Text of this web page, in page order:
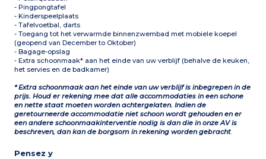
- Pingpongtafel
- Kinderspeelplaats
- Tafelvoetbal, darts
- Toegang tot het verwarmde binnenzwembad met mobiele koepel
(geopend van December to Oktober)
- Bagage-opslag
- Extra schoonmaak* aan het einde van uw verblijf (behalve de keuken,
het servies en de badkamer)
* Extra schoonmaak aan het einde van uw verblijf is inbegrepen in de
prijs. Houd er rekening mee dat alle accommodaties in een schone
en nette staat moeten worden achtergelaten. Indien de
geretourneerde accommodatie niet schoon wordt gehouden en er
een andere schoonmaakinterventie nodig is dan die in onze AV is
beschreven, dan kan de borgsom in rekening worden gebracht.
Pensez y